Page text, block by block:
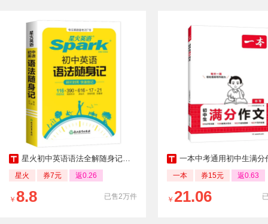
星火初中英语语法全解随身记小本
星火 券7元 返0.26
已售2万件
￥ 8.8
一本中考通用初中生满分
一本 券15元 返0.63
￥ 21.06